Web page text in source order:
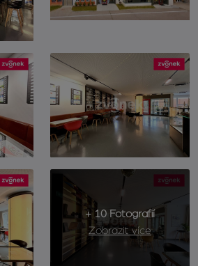
+ 10 Fotografií
Zobrazit více